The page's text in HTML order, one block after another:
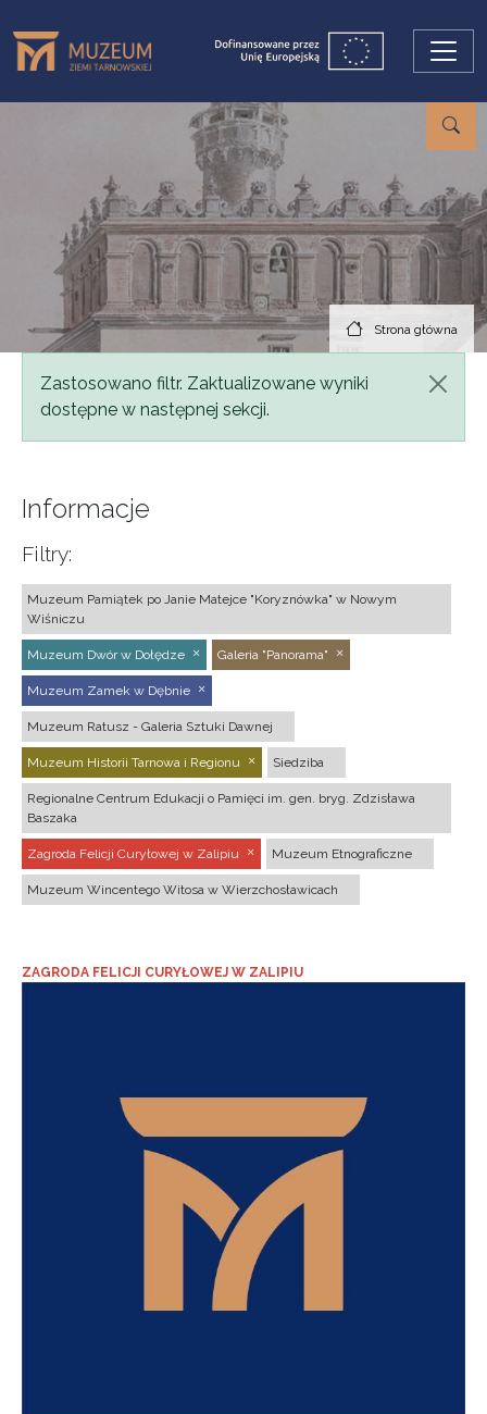
Strona główna
Komunikat
Zastosowano filtr. Zaktualizowane wyniki
dostępne w następnej sekcji.
Informacje
Filtry:
Muzeum Pamiątek po Janie Matejce "Koryznówka" w Nowym
Wiśniczu
Muzeum Dwór w Dołędze Galeria "Panorama"
Muzeum Zamek w Dębnie
Muzeum Ratusz - Galeria Sztuki Dawnej
Muzeum Historii Tarnowa i Regionu Siedziba
Regionalne Centrum Edukacji o Pamięci im. gen. bryg. Zdzisława
Baszaka
Zagroda Felicji Curyłowej w Zalipiu Muzeum Etnograficzne
Muzeum Wincentego Witosa w Wierzchosławicach
ZAGRODA FELICJI CURYŁOWEJ W ZALIPIU